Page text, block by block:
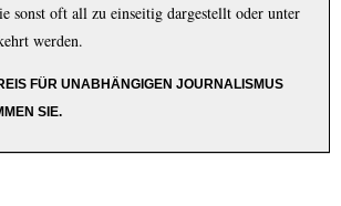
sonst oft all zu einseitig dargestellt oder unter
werden.
FÜR UNABHÄNGIGEN JOURNALISMUS
SIE.